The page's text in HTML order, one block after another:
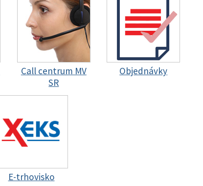
Call centrum MV
SR
Objednávky
E-trhovisko